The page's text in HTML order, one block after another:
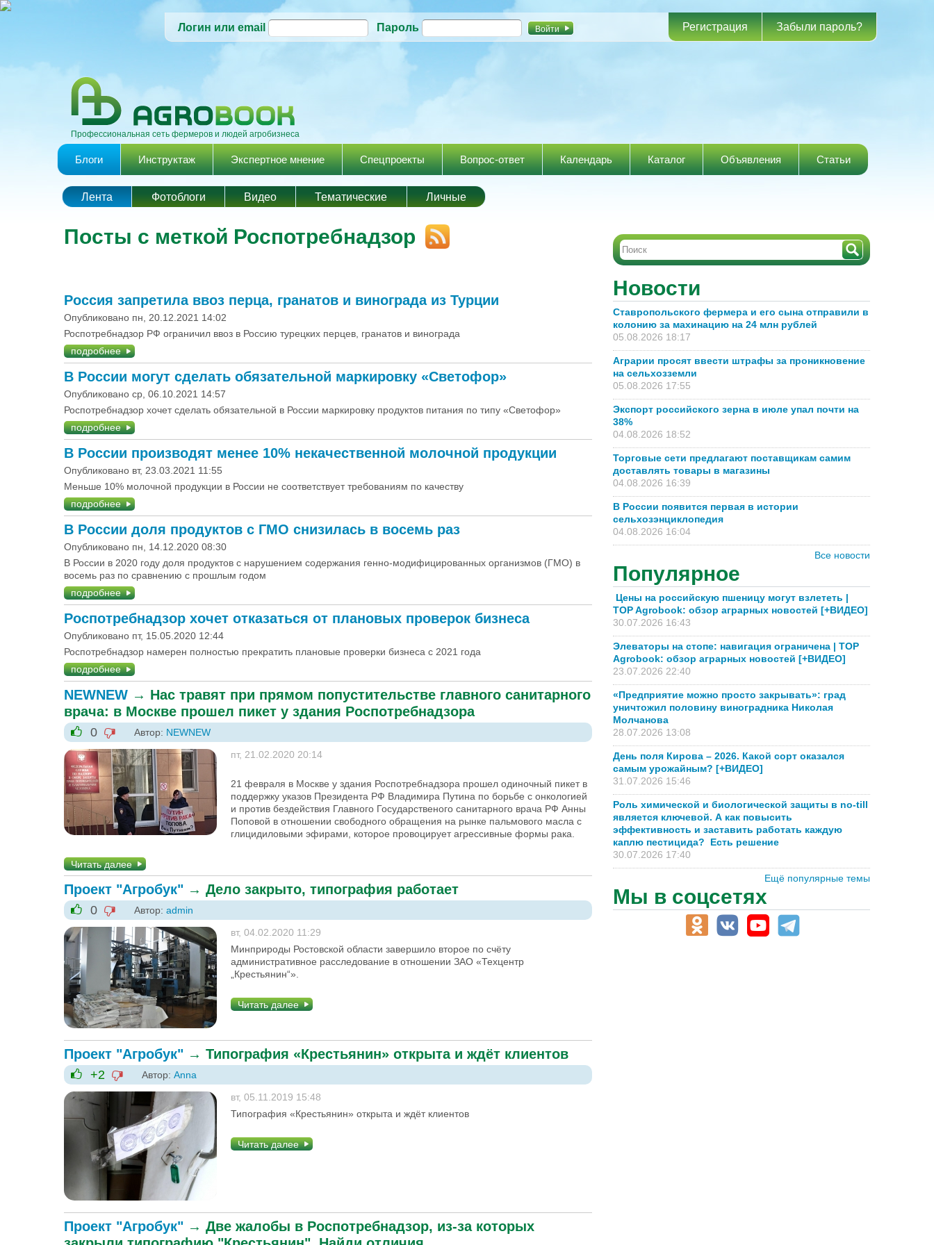
Перейти к
содержанию
Логин или email Пароль Регистрация Забыли пароль?
Профессиональная сеть фермеров и людей агробизнеса
Главное меню
Блоги Инструктаж Экспертное мнение Спецпроекты Вопрос-ответ Календарь Каталог Объявления Статьи
Лента Фотоблоги Видео Тематические Личные
Посты с меткой Роспотребнадзор
Россия запретила ввоз перца, гранатов и винограда из Турции
Опубликовано пн, 20.12.2021 14:02
Роспотребнадзор РФ ограничил ввоз в Россию турецких перцев, гранатов и винограда
подробнее
В России могут сделать обязательной маркировку «Светофор»
Опубликовано ср, 06.10.2021 14:57
Роспотребнадзор хочет сделать обязательной в России маркировку продуктов питания по типу «Светофор»
подробнее
В России производят менее 10% некачественной молочной продукции
Опубликовано вт, 23.03.2021 11:55
Меньше 10% молочной продукции в России не соответствует требованиям по качеству
подробнее
В России доля продуктов с ГМО снизилась в восемь раз
Опубликовано пн, 14.12.2020 08:30
В России в 2020 году доля продуктов с нарушением содержания генно-модифицированных организмов (ГМО) в
восемь раз по сравнению с прошлым годом
подробнее
Роспотребнадзор хочет отказаться от плановых проверок бизнеса
Опубликовано пт, 15.05.2020 12:44
Роспотребнадзор намерен полностью прекратить плановые проверки бизнеса с 2021 года
подробнее
NEWNEW → Нас травят при прямом попустительстве главного санитарного
врача: в Москве прошел пикет у здания Роспотребнадзора
+1
0
-1
Автор: NEWNEW
пт, 21.02.2020 20:14
21 февраля в Москве у здания Роспотребнадзора прошел одиночный пикет в
поддержку указов Президента РФ Владимира Путина по борьбе с онкологией
и против бездействия Главного Государственого санитарного врача РФ Анны
Поповой в отношении свободного обращения на рынке пальмового масла с
глицидиловыми эфирами, которое провоцирует агрессивные формы рака.
Читать далее
Проект "Агробук" → Дело закрыто, типография работает
+1
0
-1
Автор: admin
вт, 04.02.2020 11:29
Минприроды Ростовской области завершило второе по счёту
административное расследование в отношении ЗАО «Техцентр
„Крестьянин“».
Читать далее
Проект "Агробук" → Типография «Крестьянин» открыта и ждёт клиентов
+1
+2
-1
Автор: Anna
вт, 05.11.2019 15:48
Типография «Крестьянин» открыта и ждёт клиентов
Читать далее
Проект "Агробук" → Две жалобы в Роспотребнадзор, из-за которых
Новости
Ставропольского фермера и его сына отправили в
колонию за махинацию на 24 млн рублей
05.08.2026 18:17
Аграрии просят ввести штрафы за проникновение
на сельхозземли
05.08.2026 17:55
Экспорт российского зерна в июле упал почти на
38%
04.08.2026 18:52
Торговые сети предлагают поставщикам самим
доставлять товары в магазины
04.08.2026 16:39
В России появится первая в истории
сельхозэнциклопедия
04.08.2026 16:04
Все новости
Популярное
Цены на российскую пшеницу могут взлететь |
TOP Agrobook: обзор аграрных новостей [+ВИДЕО]
30.07.2026 16:43
Элеваторы на стопе: навигация ограничена | TOP
Agrobook: обзор аграрных новостей [+ВИДЕО]
23.07.2026 22:40
«Предприятие можно просто закрывать»: град
уничтожил половину виноградника Николая
Молчанова
28.07.2026 13:08
День поля Кирова – 2026. Какой сорт оказался
самым урожайным? [+ВИДЕО]
31.07.2026 15:46
Роль химической и биологической защиты в no-till
является ключевой. А как повысить
эффективность и заставить работать каждую
каплю пестицида? Есть решение
30.07.2026 17:40
Ещё популярные темы
Мы в соцсетях